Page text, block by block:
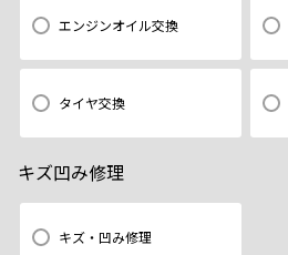
エンジンオイル交換
タイヤ交換
キズ凹み修理
キズ・凹み修理